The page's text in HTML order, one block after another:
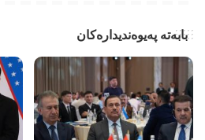
بابەتە پەیوەندیدارەکان